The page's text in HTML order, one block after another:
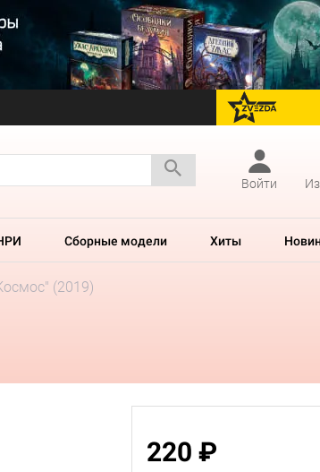
перейти на Zvezda
Войти
Сборные модели Хиты
(2019)
220 ₽